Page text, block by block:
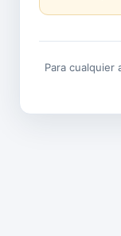
Para cualquier